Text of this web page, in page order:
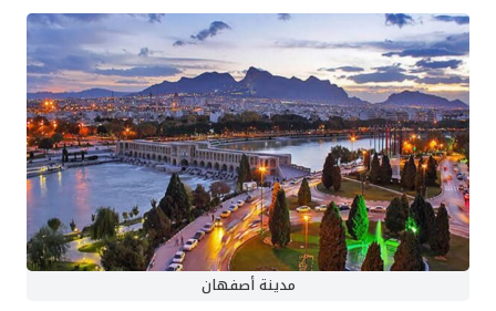
مدينة أصفهان